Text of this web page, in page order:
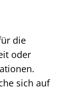
die
oder
sich auf